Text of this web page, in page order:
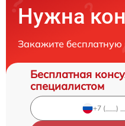
Нужна
Закажите бесплатную
Бесплатная
специалистом